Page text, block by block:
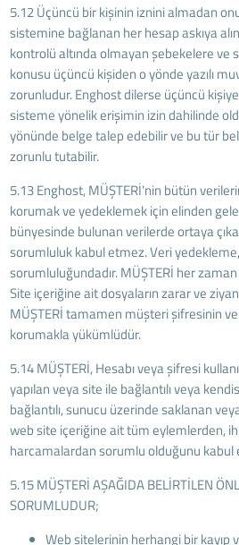
5.12 Üçüncü bir kişinin iznini almadan
sistemine bağlanan her hesap askıya
kontrolü altında olmayan şebekelere ve
konusu üçüncü kişiden o yönde yazılı
zorunludur. Enghost dilerse üçüncü
sisteme yönelik erişimin izin dahilinde
yönünde belge talep edebilir ve bu tür
zorunlu tutabilir.
5.13 Enghost, MÜŞTERİ’nin bütün
korumak ve yedeklemek için elinden
bünyesinde bulunan verilerde ortaya
sorumluluk kabul etmez. Veri yedekleme,
sorumluluğundadır. MÜŞTERİ her
Site içeriğine ait dosyaların zarar ve
MÜŞTERİ tamamen müşteri şifresinin
korumakla yükümlüdür.
5.14 MÜŞTERİ, Hesabı veya şifresi
yapılan veya site ile bağlantılı veya
bağlantılı, sunucu üzerinde saklanan
web site içeriğine ait tüm eylemlerden,
harcamalardan sorumlu olduğunu kabul
5.15 MÜŞTERİ AŞAĞIDA BELİRTİLEN
SORUMLUDUR;
Web sitelerinin herhangi bir kayıp